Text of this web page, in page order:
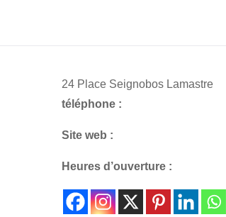
24 Place Seignobos Lamastre
téléphone :
Site web :
Heures d’ouverture :